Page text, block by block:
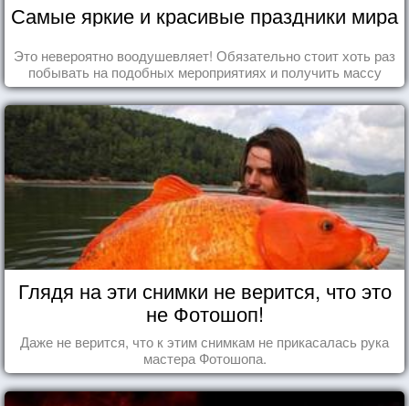
Самые яркие и красивые праздники мира
Это невероятно воодушевляет! Обязательно стоит хоть раз
побывать на подобных мероприятиях и получить массу
впечатлений!
Глядя на эти снимки не верится, что это
не Фотошоп!
Даже не верится, что к этим снимкам не прикасалась рука
мастера Фотошопа.